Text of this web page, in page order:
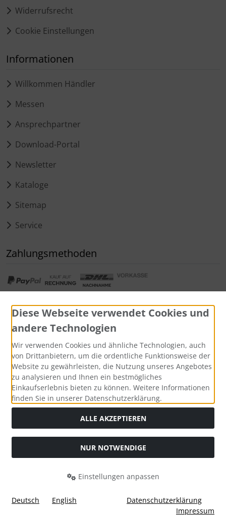
Widerrufsrecht
Cookie Einstellungen
Informationen
Willkommen Händler
Messen
Ansprechpartner
Download-Portal
Newsletter
Kataloge
Sitemap
Service
Zahlungsmethoden
Alle Preise inkl. gesetzl. MwSt. zzgl.Versandkosten
durchgestrichenen Preise entsprechen dem bisherigen Preis
Tushita PaperArt GmbH © 2026 | Template © 2026 by Karl
ialla eCommerce Shopsoftware © 2006 -2026
Diese Webseite verwendet Cookies und
andere Technologien
Wir verwenden Cookies und ähnliche Technologien, auch
von Drittanbietern, um die ordentliche Funktionsweise der
Website zu gewährleisten, die Nutzung unseres Angebotes
zu analysieren und Ihnen ein bestmögliches
Einkaufserlebnis bieten zu können. Weitere Informationen
finden Sie in unserer Datenschutzerklärung.
ALLE AKZEPTIEREN
NUR NOTWENDIGE
Einstellungen anpassen
Deutsch English
Datenschutzerklärung
Impressum